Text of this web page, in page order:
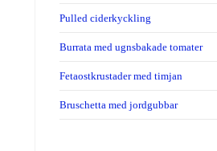
Pulled ciderkyckling
Burrata med ugnsbakade tomater
Fetaostkrustader med timjan
Bruschetta med jordgubbar